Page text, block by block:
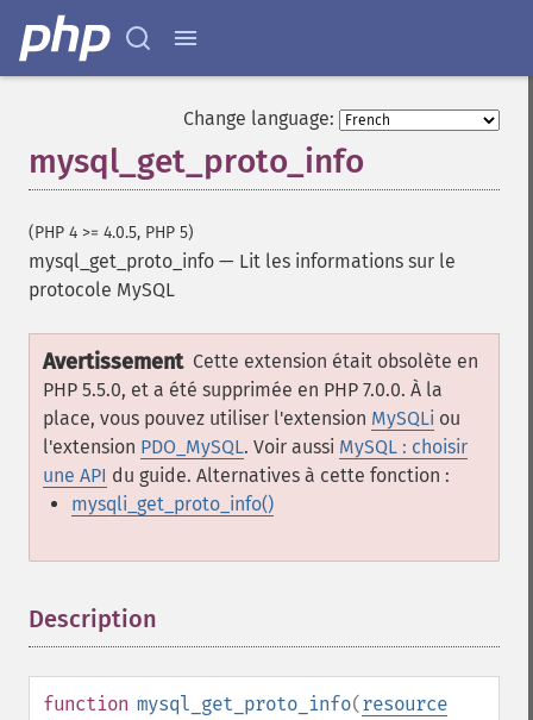
Change language:
mysql_get_proto_info
(PHP 4 >= 4.0.5, PHP 5)
mysql_get_proto_info — Lit les informations sur le
protocole MySQL
Avertissement Cette extension était obsolète en
PHP 5.5.0, et a été supprimée en PHP 7.0.0. À la
place, vous pouvez utiliser l'extension MySQLi ou
l'extension PDO_MySQL. Voir aussi MySQL : choisir
une API du guide. Alternatives à cette fonction :
mysqli_get_proto_info()
Description
function mysql_get_proto_info(resource